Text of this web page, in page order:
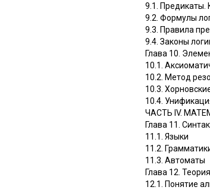
9.1. Предикаты.
9.2. Формулы
9.3. Правила
9.4. Законы
Глава 10.
10.1.
10.2. Метод
10.3.
10.4.
ЧАСТЬ IV.
Глава 11.
11.1. Языки
11.2.
11.3. Автоматы
Глава 12.
12.1. Понятие